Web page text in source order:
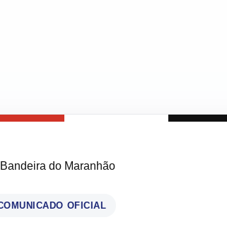
OFICIAL